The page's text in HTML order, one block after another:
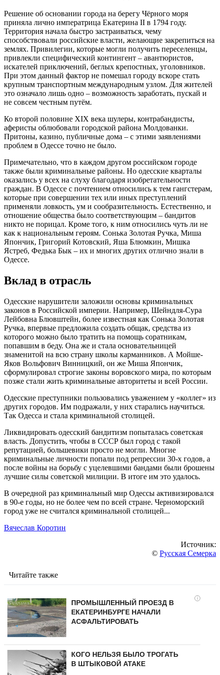
Решение об основании города на берегу Чёрного моря
приняла лично императрица Екатерина II в 1794 году.
Территория начала быстро застраиваться, чему
способствовали российские власти, желающие закрепиться на
землях. Привилегии, которые могли получить переселенцы,
привлекли специфический контингент – авантюристов,
искателей приключений, беглых крепостных, уголовников.
При этом данный фактор не помешал городу вскоре стать
крупным транспортным международным узлом. Для жителей
это означало лишь одно – возможность заработать, пускай и
не совсем честным путём.
Ко второй половине XIX века шулеры, контрабандисты,
аферисты облюбовали городской района Молдованки.
Притоны, казино, публичные дома – с этими заявлениями
проблем в Одессе точно не было.
Примечательно, что в каждом другом российском городе
также были криминальные районы. Но одесские кварталы
оказались у всех на слуху благодаря изобретательности
граждан. В Одессе с почтением относились к тем гангстерам,
которые при совершении тех или иных преступлений
применяли ловкость, ум и сообразительность. Естественно, и
отношение общества было соответствующим – бандитов
никто не порицал. Кроме того, к ним относились чуть ли не
как к национальным героям. Сонька Золотая Ручка, Миша
Япончик, Григорий Котовский, Яша Блюмкин, Мишка
Ястреб, Федька Бык – их и многих других отлично знали в
Одессе.
Вклад в отрасль
Одесские нарушители заложили основы криминальных
законов в Российской империи. Например, Шейндля-Сура
Лейбовна Блювштейн, более известная как Сонька Золотая
Ручка, впервые предложила создать общак, средства из
которого можно было тратить на помощь соратникам,
попавшим в беду. Она же и стала основательницей
знаменитой на всю страну школы карманников. А Мойше-
Яков Вольфович Винницкий, он же Миша Япончик,
сформулировал строгие законы воровского мира, по которым
позже стали жить криминальные авторитеты и всей России.
Одесские преступники пользовались уважением у «коллег» из
других городов. Им подражали, у них старались научиться.
Так Одесса и стала криминальной столицей.
Ликвидировать одесский бандитизм попыталась советская
власть. Допустить, чтобы в СССР был город с такой
репутацией, большевики просто не могли. Многие
криминальные личности попали под репрессии 30-х годов, а
после войны на борьбу с уцелевшими бандами были брошены
лучшие силы советской милиции. В итоге им это удалось.
В очередной раз криминальный мир Одессы активизировался
в 90-е годы, но не более чем по всей стране. Черноморский
город уже не считался криминальной столицей...
Вячеслав Коротин
Источник:
© Русская Семерка
Читайте также
i
ПРОМЫШЛЕННЫЙ ПРОЕЗД В
ЕКАТЕРИНБУРГЕ НАЧАЛИ
АСФАЛЬТИРОВАТЬ
КОГО НЕЛЬЗЯ БЫЛО ТРОГАТЬ
В ШТЫКОВОЙ АТАКЕ